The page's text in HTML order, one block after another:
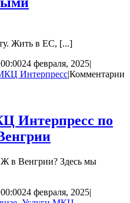
Жить в ЕС, [...]
24 февраля, 2025|
Интерпресс|Комментарии
Интерпресс по
в Венгрии? Здесь мы
24 февраля, 2025|